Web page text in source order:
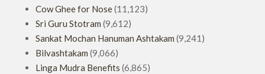
Cow Ghee for Nose(11,123)
Sri Guru Stotram (9,612)
Sankat Mochan Hanuman Ashtakam (9,241)
Bilvashtakam (9,066)
Linga Mudra Benefits (6,865)